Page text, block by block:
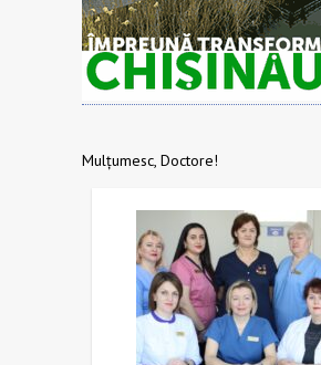
Mulțumesc, Doctore!